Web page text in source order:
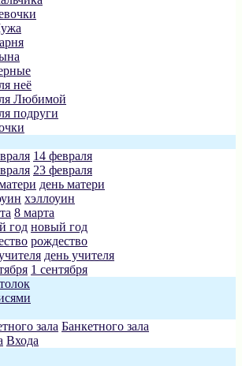
неё
Любимой
подруги
14 февраля
23 февраля
день матери
хэллоуин
8 марта
новый год
рождество
день учителя
1 сентября
Банкетного зала
Входа